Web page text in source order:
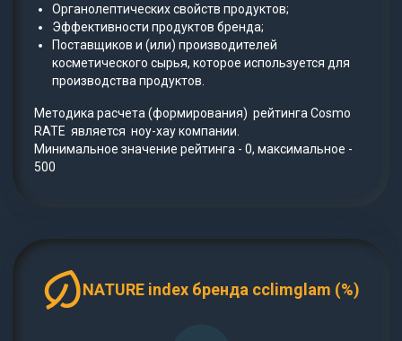
Органолептических свойств продуктов;
Эффективности продуктов бренда;
Поставщиков и (или) производителей
косметического сырья, которое используется для
производства продуктов.
Методика расчета (формирования) рейтинга Cosmo
RATE является ноу-хау компании.
Минимальное значение рейтинга - 0, максимальное -
500
NATURE index бренда cclimglam (%)